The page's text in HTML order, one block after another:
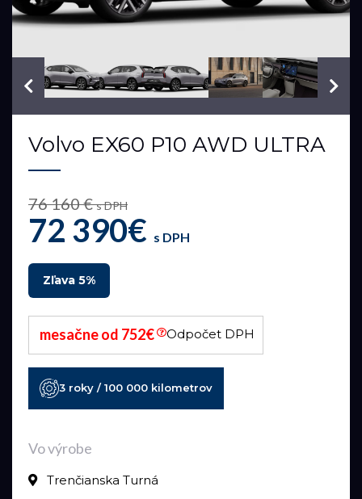
VIN: 13413657
Volvo EX60 P10 AWD ULTRA
76 160 €s DPH
72 390€ s DPH
Zľava 5%
mesačne od 752€ Odpočet DPH
3 roky / 100 000 kilometrov
Vo výrobe
Trenčianska Turná